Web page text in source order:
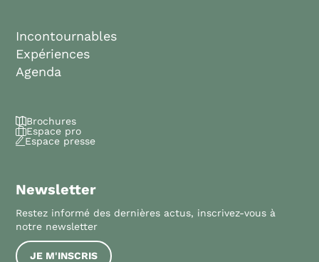
Incontournables
Expériences
Agenda
Brochures
Espace pro
Espace presse
Newsletter
Restez informé des dernières actus, inscrivez-vous à
notre newsletter
JE M'INSCRIS